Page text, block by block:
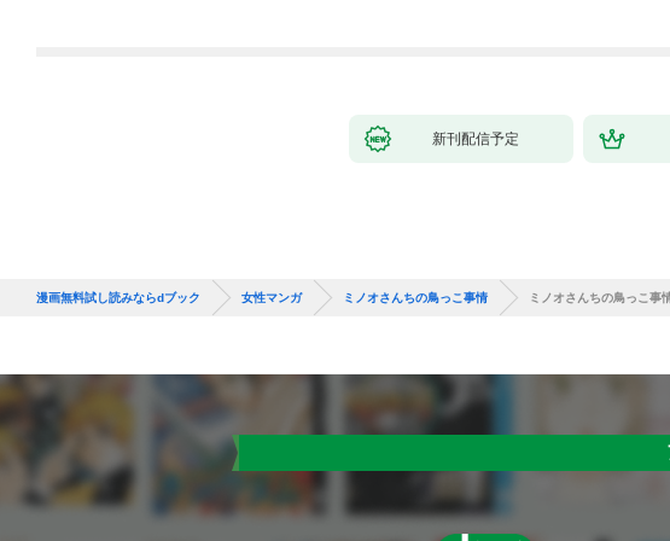
新刊配信予定
漫画無料試し読みならdブック 女性マンガ ミノオさんちの鳥っこ事情 ミノオさんちの鳥っこ事